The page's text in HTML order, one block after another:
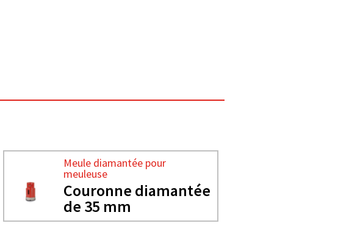
Meule diamantée pour
meuleuse
Couronne diamantée
de 35 mm